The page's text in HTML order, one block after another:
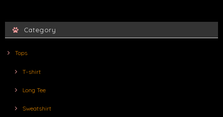
Category
Tops
T-shirt
Long Tee
Sweatshirt